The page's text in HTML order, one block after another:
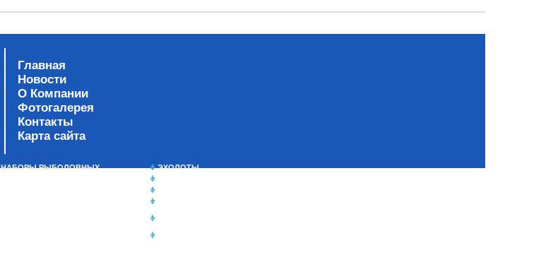
Главная
Новости
О Компании
Фотогалерея
Контакты
Карта сайта
НАБОРЫ РЫБОЛОВНЫХ
ЭХОЛОТЫ